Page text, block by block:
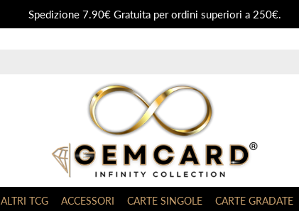
Spedizione 7.90€ Gratuita per ordini superiori a 250€.
ALTRI TCG ACCESSORI CARTE SINGOLE CARTE GRADATE